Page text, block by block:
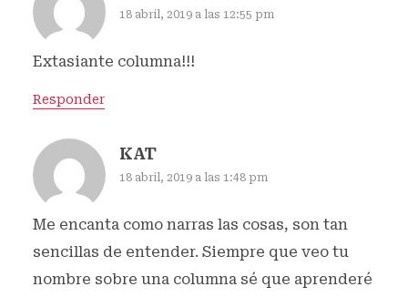
18 abril, 2019 a las 12:55 pm
Extasiante columna!!!
Responder
KAT
18 abril, 2019 a las 1:48 pm
Me encanta como narras las cosas, son tan
sencillas de entender. Siempre que veo tu
nombre sobre una columna sé que aprenderé